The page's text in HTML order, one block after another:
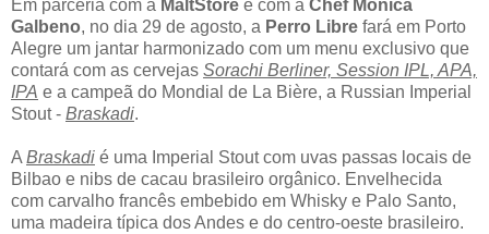
Em parceria com a MaltStore e com a Chef Mônica
Galbeno, no dia 29 de agosto, a Perro Libre fará em Porto
Alegre um jantar harmonizado com um menu exclusivo que
contará com as cervejas Sorachi Berliner, Session IPL, APA,
IPA e a campeã do Mondial de La Bière, a Russian Imperial
Stout - Braskadi.
A Braskadi é uma Imperial Stout com uvas passas locais de
Bilbao e nibs de cacau brasileiro orgânico. Envelhecida
com carvalho francês embebido em Whisky e Palo Santo,
uma madeira típica dos Andes e do centro-oeste brasileiro.